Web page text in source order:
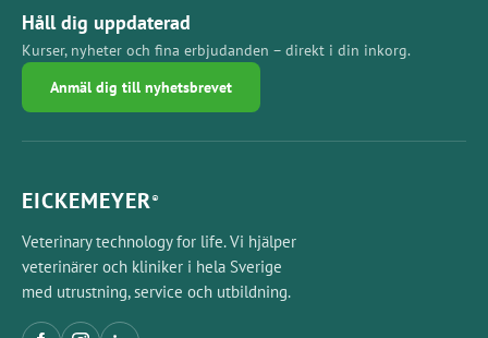
Håll dig uppdaterad
Kurser, nyheter och fina erbjudanden – direkt i din inkorg.
Anmäl dig till nyhetsbrevet
EICKEMEYER®
Veterinary technology for life. Vi hjälper
veterinärer och kliniker i hela Sverige
med utrustning, service och utbildning.